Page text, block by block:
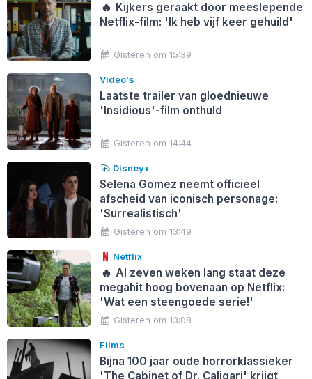
🔥 Kijkers geraakt door meeslepende
Netflix-film: 'Ik heb vijf keer gehuild'
Gisteren om 15:39
Video's
Laatste trailer van gloednieuwe
'Insidious'-film onthuld
Gisteren om 14:44
Disney+
Selena Gomez neemt officieel
afscheid van iconisch personage:
'Surrealistisch'
Gisteren om 13:49
Netflix
🔥 Al zeven weken lang staat deze
megahit hoog bovenaan op Netflix:
'Wat een steengoede serie!'
Gisteren om 13:08
Films
Bijna 100 jaar oude horrorklassieker
'The Cabinet of Dr. Caligari' krijgt